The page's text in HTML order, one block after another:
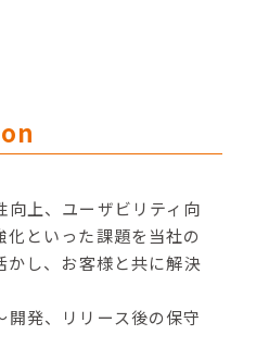
向上、ユーザビリティ向
化といった課題を当社の
かし、お客様と共に解決
開発、リリース後の保守